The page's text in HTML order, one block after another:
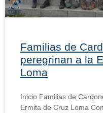
Familias de
peregrinan a la
Loma
Inicio Familias de
Ermita de Cruz Loma